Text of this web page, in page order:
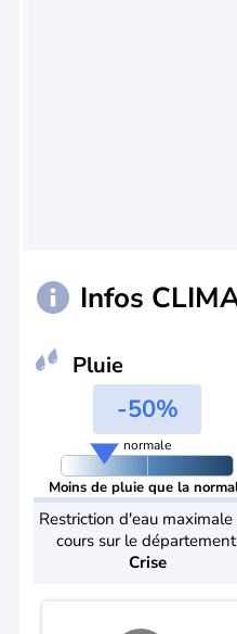
Infos
Pluie
-50%
normale
Moins de pluie que la
Restriction d'eau maximale
cours sur le
Crise